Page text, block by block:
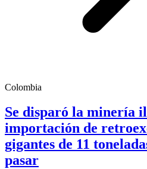
Colombia
Se disparó la minería
importación de
gigantes de 11
pasar